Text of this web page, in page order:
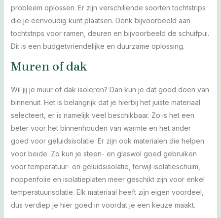
probleem oplossen. Er zijn verschillende soorten tochtstrips
die je eenvoudig kunt plaatsen. Denk bijvoorbeeld aan
tochtstrips voor ramen, deuren en bijvoorbeeld de schuifpui.
Dit is een budgetvriendelijke en duurzame oplossing.
Muren of dak
Wil jij je muur of dak isoleren? Dan kun je dat goed doen van
binnenuit. Het is belangrijk dat je hierbij het juiste materiaal
selecteert, er is namelijk veel beschikbaar. Zo is het een
beter voor het binnenhouden van warmte en het ander
goed voor geluidsisolatie. Er zijn ook materialen die helpen
voor beide. Zo kun je steen- en glaswol goed gebruiken
voor temperatuur- en geluidsisolatie, terwijl isolatieschuim,
noppenfolie en isolatieplaten meer geschikt zijn voor enkel
temperatuurisolatie. Elk materiaal heeft zijn eigen voordeel,
dus verdiep je hier goed in voordat je een keuze maakt.